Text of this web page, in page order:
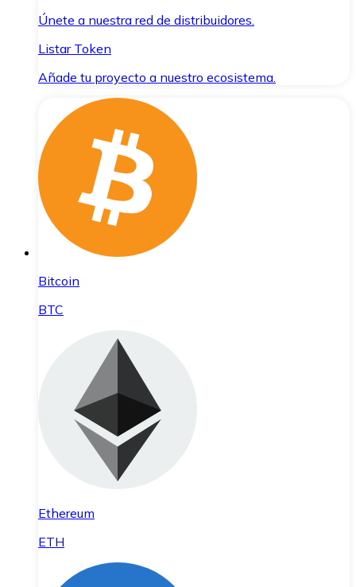
Únete a nuestra red de distribuidores.
Listar Token
Añade tu proyecto a nuestro ecosistema.
Bitcoin
BTC
Ethereum
ETH